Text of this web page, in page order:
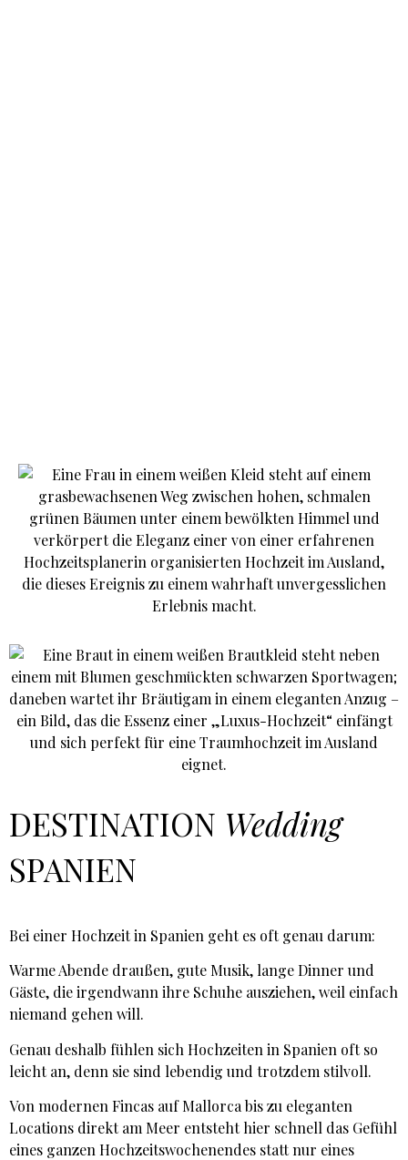
DESTINATION Wedding
SPANIEN
Bei einer Hochzeit in Spanien geht es oft genau darum:
Warme Abende draußen, gute Musik, lange Dinner und
Gäste, die irgendwann ihre Schuhe ausziehen, weil einfach
niemand gehen will.
Genau deshalb fühlen sich Hochzeiten in Spanien oft so
leicht an, denn sie sind lebendig und trotzdem stilvoll.
Von modernen Fincas auf Mallorca bis zu eleganten
Locations direkt am Meer entsteht hier schnell das Gefühl
eines ganzen Hochzeitswochenendes statt nur eines